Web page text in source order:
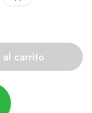
al carrito